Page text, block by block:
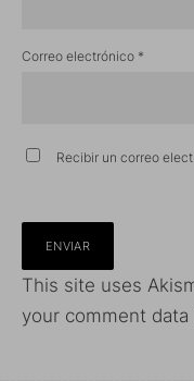
Correo electrónico *
Recibir un correo
This site uses
your comment